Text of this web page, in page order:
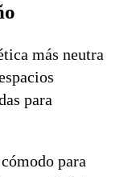
más neutra
para
para